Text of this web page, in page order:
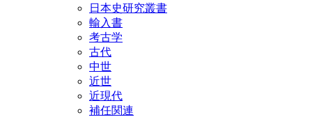
日本史研究叢書
輸入書
考古学
古代
中世
近世
近現代
補任関連